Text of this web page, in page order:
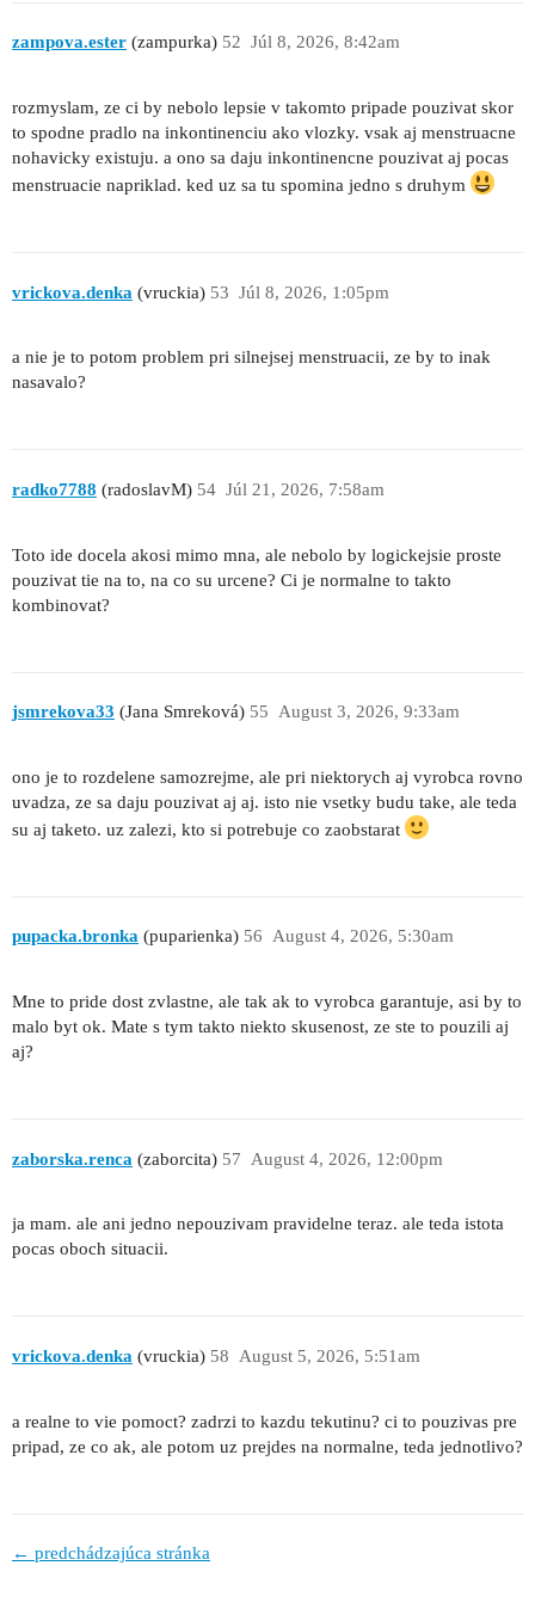
zampova.ester (zampurka) Júl 8, 2026, 8:42am
52
rozmyslam, ze ci by nebolo lepsie v takomto pripade pouzivat skor
to spodne pradlo na inkontinenciu ako vlozky. vsak aj menstruacne
nohavicky existuju. a ono sa daju inkontinencne pouzivat aj pocas
menstruacie napriklad. ked uz sa tu spomina jedno s druhym
vrickova.denka (vruckia) Júl 8, 2026, 1:05pm
53
a nie je to potom problem pri silnejsej menstruacii, ze by to inak
nasavalo?
radko7788 (radoslavM) Júl 21, 2026, 7:58am
54
Toto ide docela akosi mimo mna, ale nebolo by logickejsie proste
pouzivat tie na to, na co su urcene? Ci je normalne to takto
kombinovat?
jsmrekova33 (Jana Smreková) August 3, 2026, 9:33am
55
ono je to rozdelene samozrejme, ale pri niektorych aj vyrobca rovno
uvadza, ze sa daju pouzivat aj aj. isto nie vsetky budu take, ale teda
su aj taketo. uz zalezi, kto si potrebuje co zaobstarat
pupacka.bronka (puparienka) August 4, 2026, 5:30am
56
Mne to pride dost zvlastne, ale tak ak to vyrobca garantuje, asi by to
malo byt ok. Mate s tym takto niekto skusenost, ze ste to pouzili aj
aj?
zaborska.renca (zaborcita) August 4, 2026, 12:00pm
57
ja mam. ale ani jedno nepouzivam pravidelne teraz. ale teda istota
pocas oboch situacii.
vrickova.denka (vruckia) August 5, 2026, 5:51am
58
a realne to vie pomoct? zadrzi to kazdu tekutinu? ci to pouzivas pre
pripad, ze co ak, ale potom uz prejdes na normalne, teda jednotlivo?
← predchádzajúca stránka